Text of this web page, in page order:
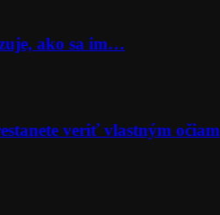
ako sa im…
veriť vlastným očiam